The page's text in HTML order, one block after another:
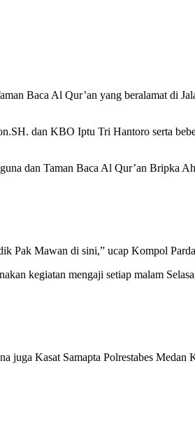
Baca Al Qur’an yang beralamat di
dan KBO Iptu Tri Hantoro serta
dan Taman Baca Al Qur’an Bripka
Pak Mawan di sini,” ucap Kompol
kegiatan mengaji setiap malam
juga Kasat Samapta Polrestabes Medan